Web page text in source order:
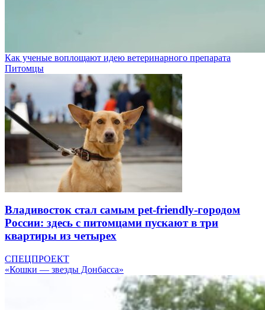
Как ученые воплощают идею ветеринарного препарата
Питомцы
Владивосток стал самым pet-friendly-городом
России: здесь с питомцами пускают в три
квартиры из четырех
СПЕЦПРОЕКТ
«Кошки — звезды Донбасса»